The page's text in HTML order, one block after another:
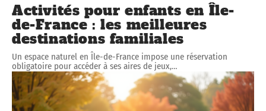
Activités pour enfants en Île-
de-France : les meilleures
destinations familiales
Un espace naturel en Île-de-France impose une réservation
obligatoire pour accéder à ses aires de jeux,…